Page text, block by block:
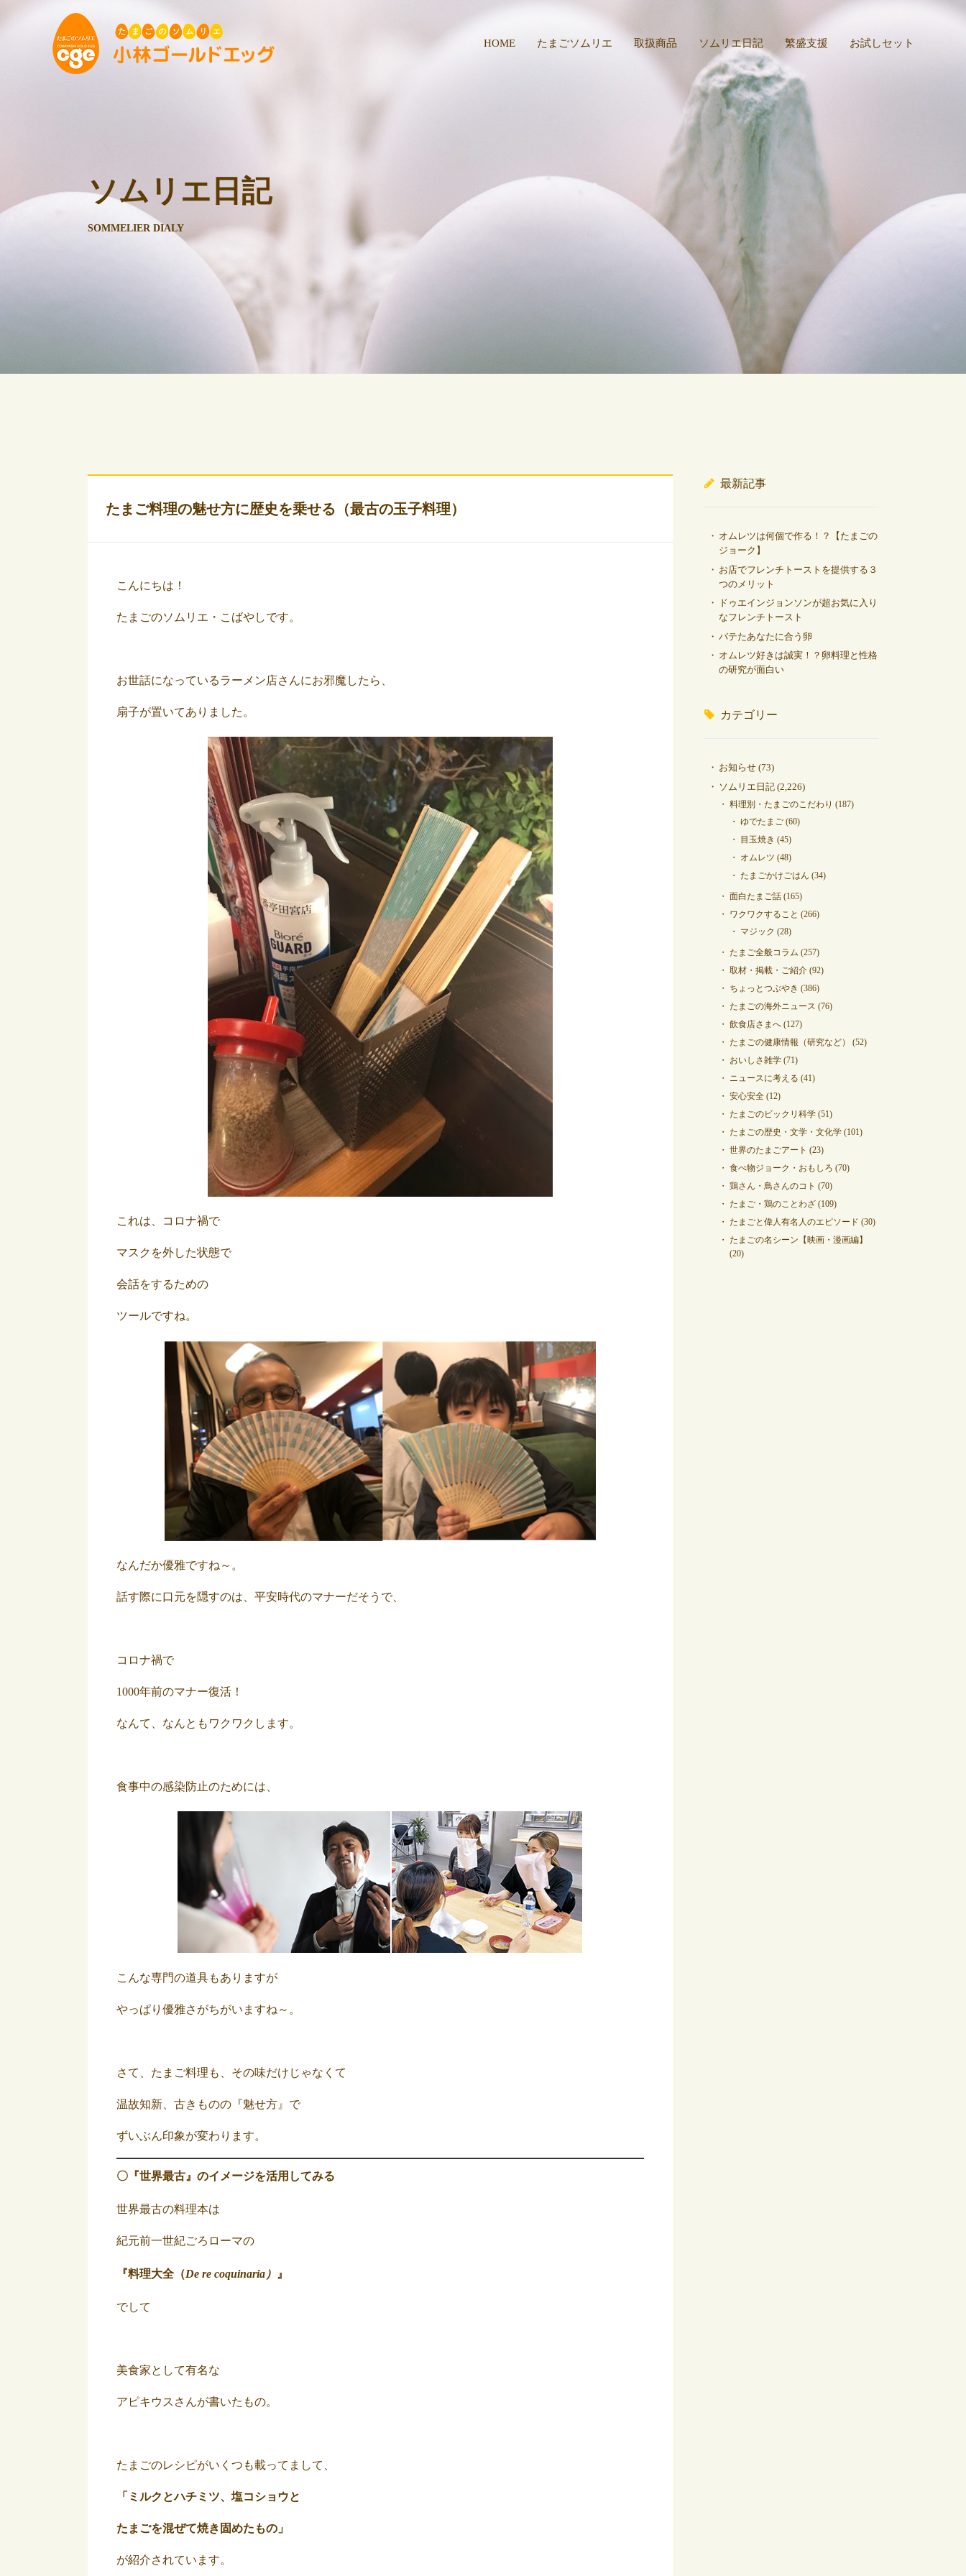
HOME たまごソムリエ 取扱商品 ソムリエ日記 繁盛支援 お試しセット
ソムリエ日記
SOMMELIER DIALY
たまご料理の魅せ方に歴史を乗せる（最古の玉子料理）
こんにちは！
たまごのソムリエ・こばやしです。
お世話になっているラーメン店さんにお邪魔したら、
扇子が置いてありました。
これは、コロナ禍で
マスクを外した状態で
会話をするための
ツールですね。
なんだか優雅ですね～。
話す際に口元を隠すのは、平安時代のマナーだそうで、
コロナ禍で
1000年前のマナー復活！
なんて、なんともワクワクします。
食事中の感染防止のためには、
こんな専門の道具もありますが
やっぱり優雅さがちがいますね～。
さて、たまご料理も、その味だけじゃなくて
温故知新、古きものの『魅せ方』で
ずいぶん印象が変わります。
〇『世界最古』のイメージを活用してみる
世界最古の料理本は
紀元前一世紀ごろローマの
『料理大全（De re coquinaria） 』
でして
美食家として有名な
アピキウスさんが書いたもの。
たまごのレシピがいくつも載ってまして、
「ミルクとハチミツ、塩コショウと
たまごを混ぜて焼き固めたもの」
が紹介されています。
最新記事
オムレツは何個で作る！？【たまごの
ジョーク】
お店でフレンチトーストを提供する３
つのメリット
ドゥエインジョンソンが超お気に入り
なフレンチトースト
バテたあなたに合う卵
オムレツ好きは誠実！？卵料理と性格
の研究が面白い
カテゴリー
お知らせ (73)
ソムリエ日記 (2,226)
料理別・たまごのこだわり (187)
ゆでたまご (60)
目玉焼き (45)
オムレツ (48)
たまごかけごはん (34)
面白たまご話 (165)
ワクワクすること (266)
マジック (28)
たまご全般コラム (257)
取材・掲載・ご紹介 (92)
ちょっとつぶやき (386)
たまごの海外ニュース (76)
飲食店さまへ (127)
たまごの健康情報（研究など）
(52)
おいしさ雑学 (71)
ニュースに考える (41)
安心安全 (12)
たまごのビックリ科学 (51)
たまごの歴史・文学・文化学 (101)
世界のたまごアート (23)
食べ物ジョーク・おもしろ (70)
鶏さん・鳥さんのコト (70)
たまご・鶏のことわざ (109)
たまごと偉人有名人のエピソード (30)
たまごの名シーン【映画・漫画編】
(20)